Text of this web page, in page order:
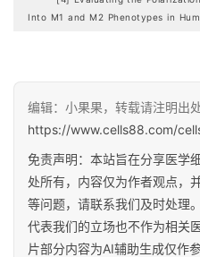
Into M1 and M2 Phenotypes in
编辑：小果果，转载请注明出处
https://www.cells88.com/
免责声明：本站旨在分享医学
处所有，内容仅为作者观点，
等问题，请联系我们及时处理
代表我们的立场也不作为相关
片部分内容为AI辅助生成仅作参